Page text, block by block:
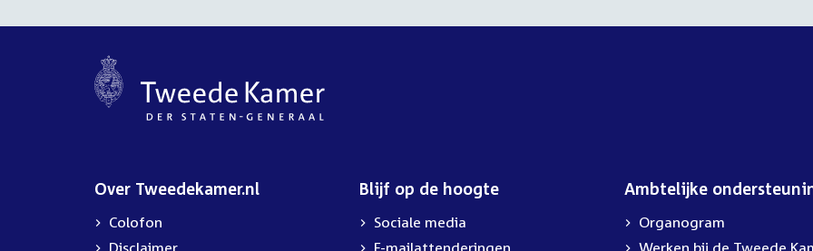
Over Tweedekamer.nl
Colofon
Disclaimer
Blijf op de hoogte
Sociale media
E-mailattenderingen
Ambtelijke
Organogram
External
Werken bij de Tweede